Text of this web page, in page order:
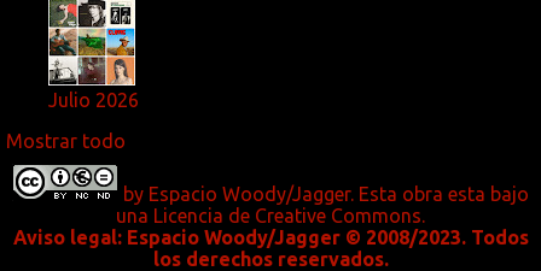
Julio 2026
Mostrar todo
by Espacio Woody/Jagger. Esta obra esta bajo
una Licencia de Creative Commons
Aviso legal: Espacio Woody/Jagger © 2008/2023. Todos
los derechos reservados.